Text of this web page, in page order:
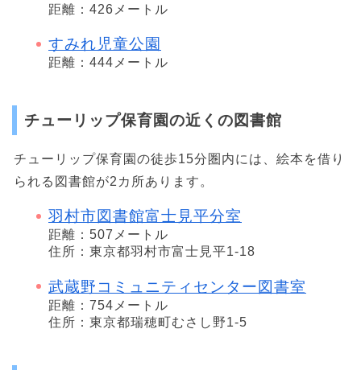
距離：426メートル
すみれ児童公園
距離：444メートル
チューリップ保育園の近くの図書館
チューリップ保育園の徒歩15分圏内には、絵本を借り
られる図書館が2カ所あります。
羽村市図書館富士見平分室
距離：507メートル
住所：東京都羽村市富士見平1-18
武蔵野コミュニティセンター図書室
距離：754メートル
住所：東京都瑞穂町むさし野1-5